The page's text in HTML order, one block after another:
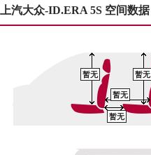
上汽大众-ID.ERA 5S 空间数据
暂无 暂无
暂无
暂无